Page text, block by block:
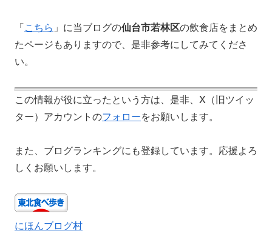
「こちら 」に当ブログの仙台市若林区の飲食店をまとめ
たページもありますので、是非参考にしてみてくださ
い。
この情報が役に立ったという方は、是非、X（旧ツイッ
ター）アカウントのフォローをお願いします。
また、ブログランキングにも登録しています。応援よろ
しくお願いします。
にほんブログ村